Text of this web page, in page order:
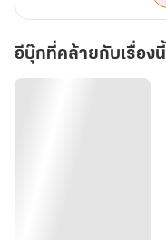
อีบุ๊กที่คล้ายกับเรื่องนี้